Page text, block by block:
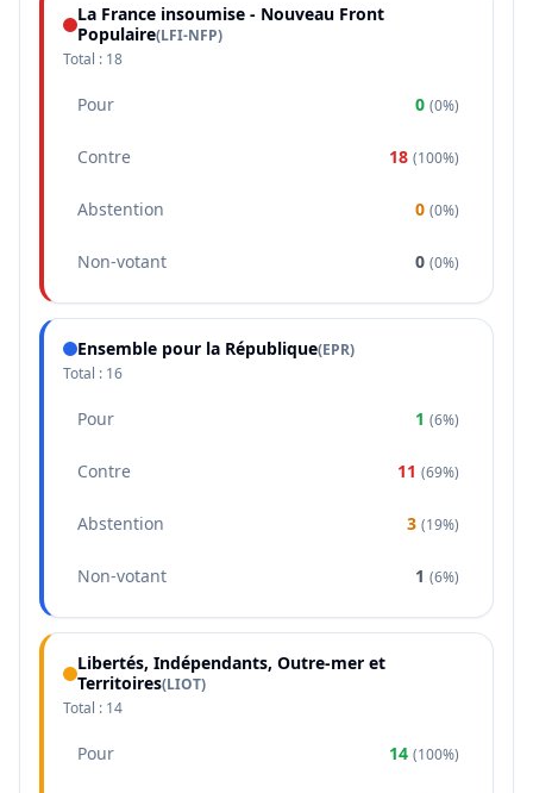
La France insoumise - Nouveau Front
Populaire(LFI-NFP)
Total : 18
Pour 0 (0%)
Contre 18 (100%)
Abstention 0 (0%)
Non-votant 0 (0%)
Ensemble pour la République(EPR)
Total : 16
Pour 1 (6%)
Contre 11 (69%)
Abstention 3 (19%)
Non-votant 1 (6%)
Libertés, Indépendants, Outre-mer et
Territoires(LIOT)
Total : 14
Pour 14 (100%)